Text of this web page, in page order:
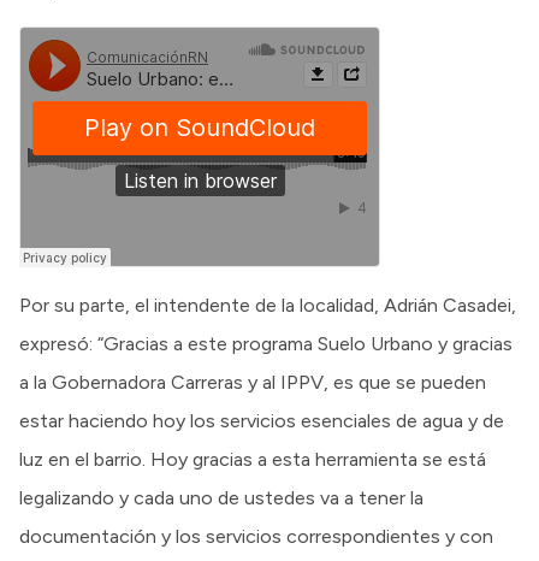
Por su parte, el intendente de la localidad, Adrián Casadei,
expresó: “Gracias a este programa Suelo Urbano y gracias
a la Gobernadora Carreras y al IPPV, es que se pueden
estar haciendo hoy los servicios esenciales de agua y de
luz en el barrio. Hoy gracias a esta herramienta se está
legalizando y cada uno de ustedes va a tener la
documentación y los servicios correspondientes y con